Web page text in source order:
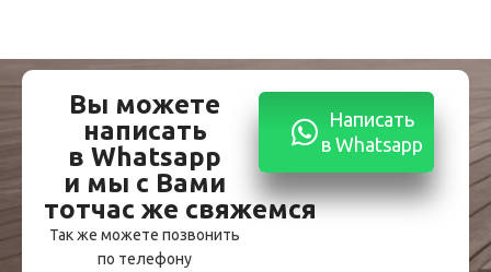
Вы можете
написать
в Whatsapp
и мы с Вами
тотчас же свяжемся
Так же можете позвонить
по телефону
Написать
в Whatsapp